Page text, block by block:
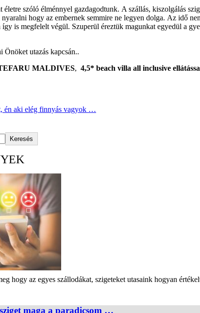
szóló élménnyel gazdagodtunk. A szállás, kiszolgálás
hogy az embernek semmire ne legyen dolga. Az idő
így is megfelelt végül. Szuperül éreztük magunkat egyedül a
Önöket utazás kapcsán..
MALDIVES, 4,5* beach villa all inclusive
én aki elég finnyás vagyok …
Keresés
hogy az egyes szállodákat, szigeteket utasaink hogyan
maga a paradicsom …